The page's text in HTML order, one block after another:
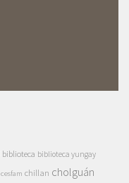
biblioteca biblioteca yungay
cesfam chillan cholguán